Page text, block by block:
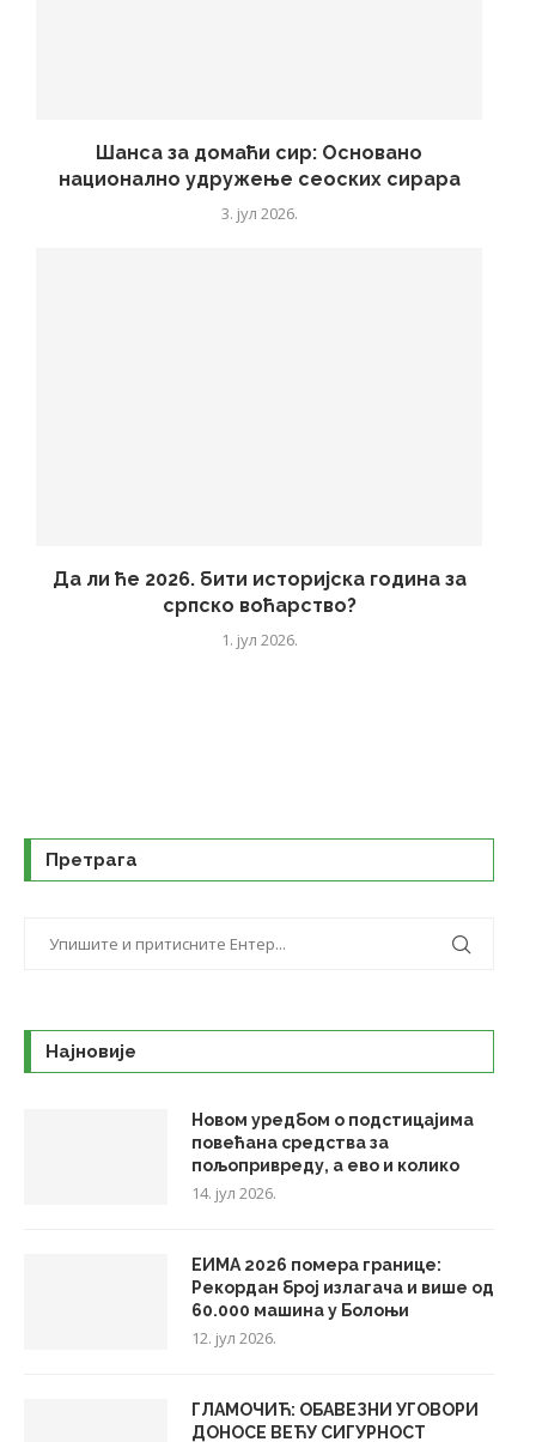
Шанса за домаћи сир: Основано
национално удружење сеоских сирара
3. јул 2026.
Да ли ће 2026. бити историјска година за
српско воћарство?
1. јул 2026.
Претрага
Најновије
Новом уредбом о подстицајима
повећана средства за
пољопривреду, а ево и колико
14. јул 2026.
ЕИМА 2026 помера границе:
Рекордан број излагача и више од
60.000 машина у Болоњи
12. јул 2026.
ГЛАМОЧИЋ: ОБАВЕЗНИ УГОВОРИ
ДОНОСЕ ВЕЋУ СИГУРНОСТ